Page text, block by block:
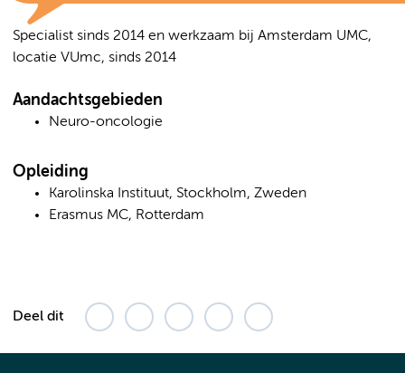
Specialist sinds 2014 en werkzaam bij Amsterdam UMC,
locatie VUmc, sinds 2014
Aandachtsgebieden
Neuro-oncologie
Opleiding
Karolinska Instituut, Stockholm, Zweden
Erasmus MC, Rotterdam
Deel dit